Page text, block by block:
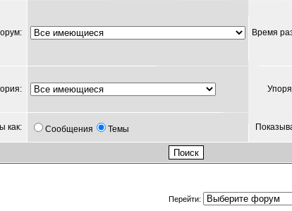
Время
как: Сообщения Темы
Перейти: